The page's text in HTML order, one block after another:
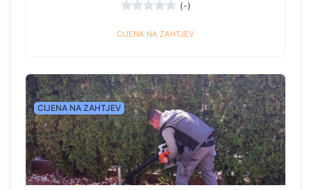
(-)
CIJENA NA ZAHTJEV
CIJENA NA ZAHTJEV